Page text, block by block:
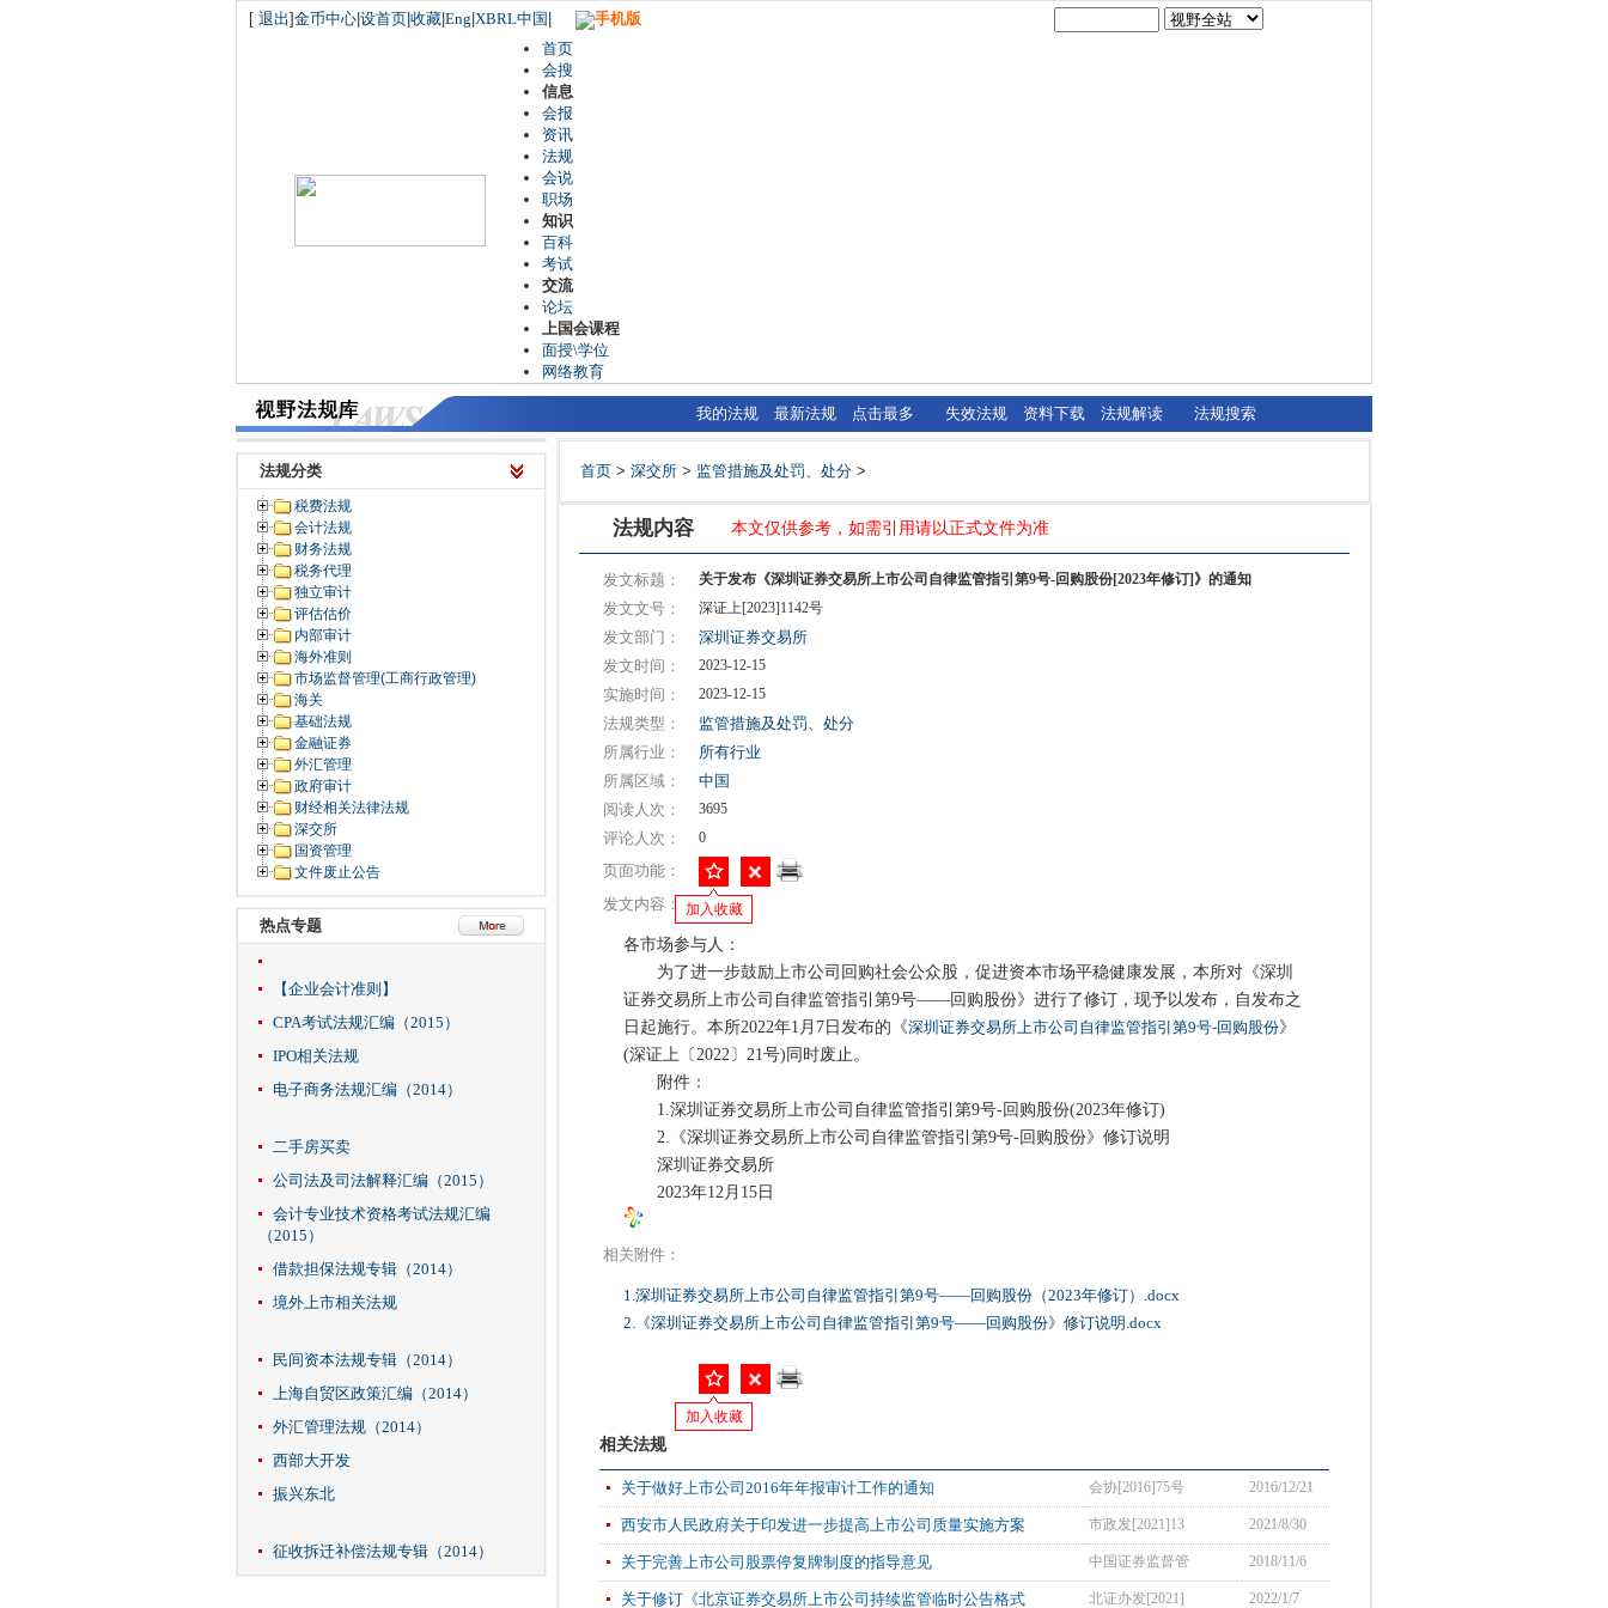
[ 退出]金币中心 设首页 收藏 Eng XBRL中国
手机版
首页
会搜
信息
会报
资讯
法规
会说
职场
知识
百科
考试
交流
论坛
上国会课程
面授\学位
网络教育
我的法规 最新法规 点击最多 失效法规 资料下载 法规解读 法规搜索
法规分类
税费法规
会计法规
财务法规
税务代理
独立审计
评估估价
内部审计
海外准则
市场监督管理(工商行政管理)
海关
基础法规
金融证券
外汇管理
政府审计
财经相关法律法规
深交所
国资管理
文件废止公告
热点专题
【企业会计准则】
CPA考试法规汇编（2015）
IPO相关法规
电子商务法规汇编（2014）
二手房买卖
公司法及司法解释汇编（2015）
会计专业技术资格考试法规汇编
（2015）
借款担保法规专辑（2014）
境外上市相关法规
民间资本法规专辑（2014）
上海自贸区政策汇编（2014）
外汇管理法规（2014）
西部大开发
振兴东北
征收拆迁补偿法规专辑（2014）
首页 > 深交所 > 监管措施及处罚、处分 >
法规内容 本文仅供参考，如需引用请以正式文件为准
发文标题： 关于发布《深圳证券交易所上市公司自律监管指引第9号-回购股份[2023年修订]》的通知
发文文号： 深证上[2023]1142号
发文部门：
深圳证券交易所
发文时间：
2023-12-15
实施时间： 2023-12-15
法规类型：
监管措施及处罚、处分
所属行业：
所有行业
所属区域：
中国
阅读人次：
3695
评论人次： 0
页面功能：
加入收藏
发文内容：
各市场参与人：
为了进一步鼓励上市公司回购社会公众股，促进资本市场平稳健康发展，本所对《深圳
证券交易所上市公司自律监管指引第9号——回购股份》进行了修订，现予以发布，自发布之
日起施行。本所2022年1月7日发布的《深圳证券交易所上市公司自律监管指引第9号-回购股份》
(深证上〔2022〕21号)同时废止。
附件：
1.深圳证券交易所上市公司自律监管指引第9号-回购股份(2023年修订)
2.《深圳证券交易所上市公司自律监管指引第9号-回购股份》修订说明
深圳证券交易所
2023年12月15日
相关附件：
1.深圳证券交易所上市公司自律监管指引第9号——回购股份（2023年修订）.docx
2.《深圳证券交易所上市公司自律监管指引第9号——回购股份》修订说明.docx
加入收藏
相关法规
关于做好上市公司2016年年报审计工作的通知 会协[2016]75号 2016/12/21
西安市人民政府关于印发进一步提高上市公司质量实施方案 市政发[2021]13 2021/8/30
关于完善上市公司股票停复牌制度的指导意见 中国证券监督管 2018/11/6
关于修订《北京证券交易所上市公司持续监管临时公告格式 北证办发[2021] 2022/1/7